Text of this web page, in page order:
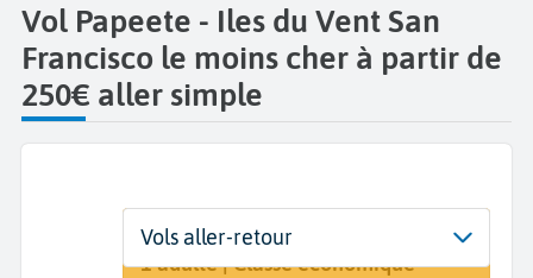
Vol Papeete - Iles du Vent San
Francisco le moins cher à partir de
250€ aller simple
Départ
Papeete (PPT)
Dates
Dates de votre voyage
Voyageurs | Classe
1 adulte | Classe économique
Vols aller-retour